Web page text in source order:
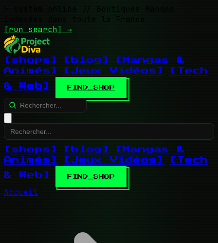
// Boutiques Mangas
indexées dans toute la France
[run search] →
[shops] [blog]
[Mangas &
Animés]
[Jeux Vidéos]
[Tech
& Web]
FIND_SHOP
[shops] [blog]
[Mangas &
Animés]
[Jeux Vidéos]
[Tech
& Web]
FIND_SHOP
Accueil